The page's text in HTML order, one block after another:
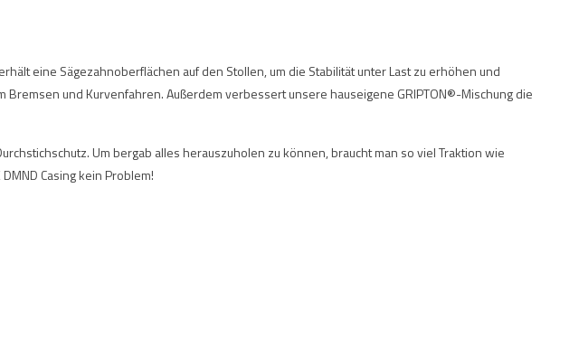
eine Sägezahnoberflächen auf den Stollen, um die Stabilität unter Last zu erhöhen und
und Kurvenfahren. Außerdem verbessert unsere hauseigene GRIPTON®-Mischung die
Um bergab alles herauszuholen zu können, braucht man so viel Traktion wie
Casing kein Problem!